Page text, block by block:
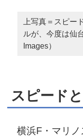
上写真＝スピー
ルが、今度は仙
Images）
スピード
横浜F・マリノ